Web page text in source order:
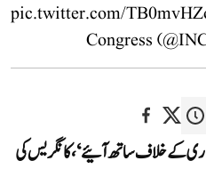
pic.twitter.com/
کے خلاف ساتھ آئیے‘، کانگریس کی